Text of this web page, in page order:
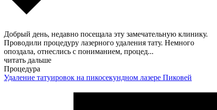
Добрый день, недавно посещала эту замечательную клинику.
Проводили процедуру лазерного удаления тату. Немного
опоздала, отнеслись с пониманием, процед...
читать дальше
Процедура
Удаление татуировок на пикосекундном лазере Пиковей